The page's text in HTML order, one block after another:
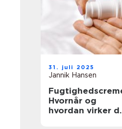
31. juli 2025
Jannik Hansen
Hvornår og
hvordan virker